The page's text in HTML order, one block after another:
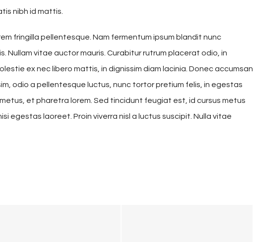
nibh id mattis.
fringilla pellentesque. Nam fermentum ipsum blandit nunc
vitae auctor mauris. Curabitur rutrum placerat odio, in
ex nec libero mattis, in dignissim diam lacinia. Donec accumsan
odio a pellentesque luctus, nunc tortor pretium felis, in egestas
et pharetra lorem. Sed tincidunt feugiat est, id cursus metus
egestas laoreet. Proin viverra nisl a luctus suscipit. Nulla vitae